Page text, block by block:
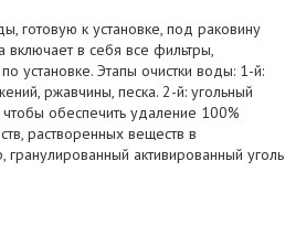
готовую к установке, под раковину
в себя все фильтры,
установке. Этапы очистки воды: 1-й:
ржавчины, песка. 2-й: угольный
обеспечить удаление 100%
растворенных веществ в
активированный уголь